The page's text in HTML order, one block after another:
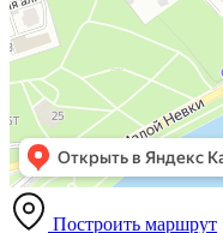
Построить маршрут